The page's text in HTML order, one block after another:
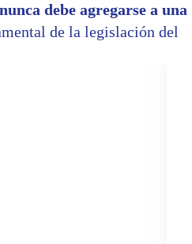
debe agregarse a una
de la legislación del